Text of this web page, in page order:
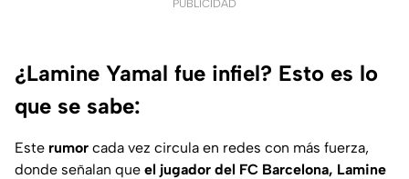
PUBLICIDAD
¿Lamine Yamal fue infiel? Esto es lo
que se sabe:
Este rumor cada vez circula en redes con más fuerza,
donde señalan que el jugador del FC Barcelona, Lamine